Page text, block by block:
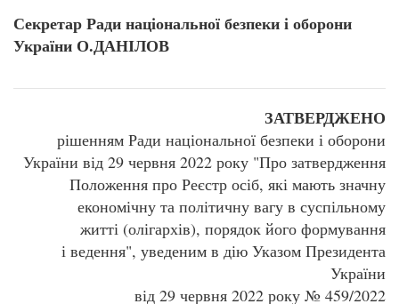
Секретар Ради національної безпеки і оборони
України О.ДАНІЛОВ
ЗАТВЕРДЖЕНО
рішенням Ради національної безпеки і оборони
України від 29 червня 2022 року "Про затвердження
Положення про Реєстр осіб, які мають значну
економічну та політичну вагу в суспільному
житті (олігархів), порядок його формування
і ведення", уведеним в дію Указом Президента
України
від 29 червня 2022 року № 459/2022